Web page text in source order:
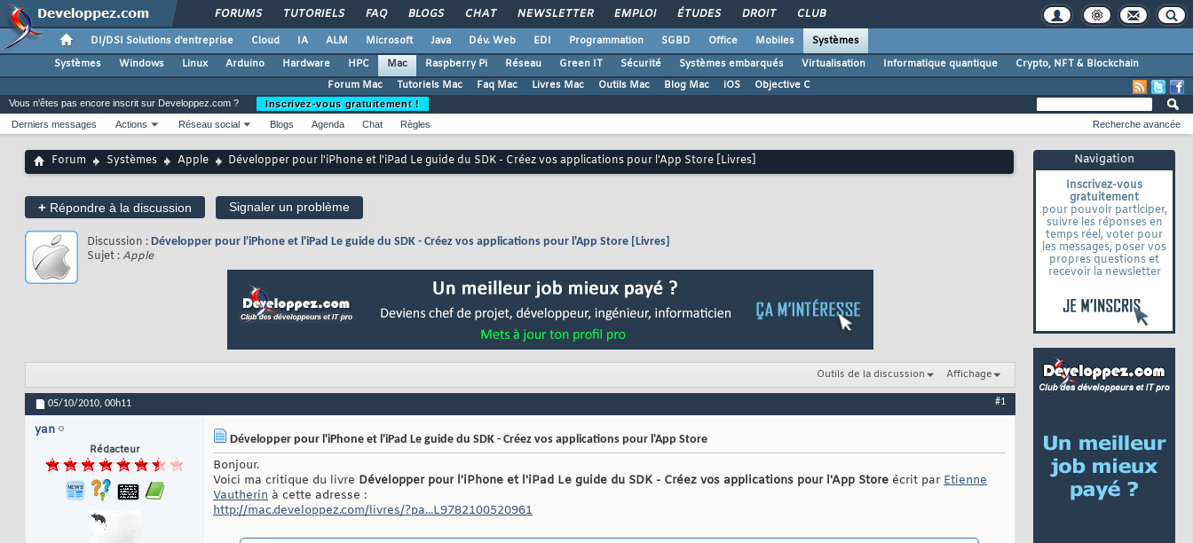
FORUMS TUTORIELS FAQ BLOGS CHAT NEWSLETTER EMPLOI ÉTUDES DROIT CLUB
DI/DSI Solutions d'entreprise Cloud IA ALM Microsoft Java Dév. Web EDI Programmation SGBD Office Mobiles
Systèmes
Systèmes
Windows Linux Arduino Hardware HPC Mac Raspberry Pi Réseau Green IT Sécurité Systèmes embarqués Virtualisation Informatique quantique
Crypto, NFT & Blockchain
Forum Mac
Tutoriels Mac Faq Mac Livres Mac Outils Mac Blog Mac iOS Objective C
Navigation
Inscrivez-vous
gratuitement
pour pouvoir participer,
suivre les réponses en
temps réel, voter pour
les messages, poser vos
propres questions et
recevoir la newsletter
Vous n'êtes pas encore inscrit sur Developpez.com ?
Inscrivez-vous gratuitement !
Derniers messages
Actions Réseau social Blogs Agenda Chat Règles Recherche avancée
Forum Systèmes Apple Développer pour l'iPhone et l'iPad Le guide du SDK - Créez vos applications pour l'App Store [Livres]
+ Répondre à la discussion Signaler un problème
Discussion : Développer pour l'iPhone et l'iPad Le guide du SDK - Créez vos applications pour l'App Store [Livres]
Sujet :Apple
Outils de la discussion Affichage
05/10/2010, 00h11 #1
yan
Rédacteur
Développer pour l'iPhone et l'iPad Le guide du SDK - Créez vos applications pour l'App Store
Bonjour.
Voici ma critique du livre Développer pour l'iPhone et l'iPad Le guide du SDK - Créez vos applications pour l'App Store écrit par Etienne
Vautherin à cette adresse :
http://mac.developpez.com/livres/?pa...L9782100520961